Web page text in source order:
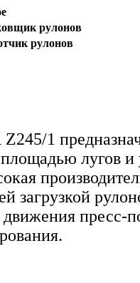
рулонов
рулонов
1
лугов и
загрузкой
движения пресс-